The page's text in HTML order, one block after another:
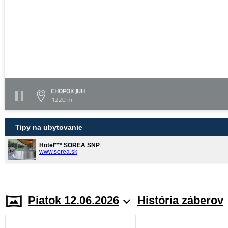
CHOPOK JUH
1220 m
Tipy na ubytovanie
Hotel*** SOREA SNP
www.sorea.sk
Piatok 12.06.2026 História záberov